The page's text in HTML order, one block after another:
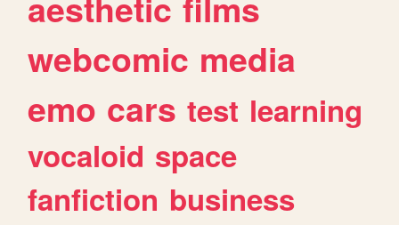
webcomic media
emo cars test learning
vocaloid space
fanfiction business